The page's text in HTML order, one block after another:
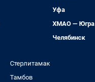
Уфа
ХМАО — Югра
Челябинск
Стерлитамак
Тамбов